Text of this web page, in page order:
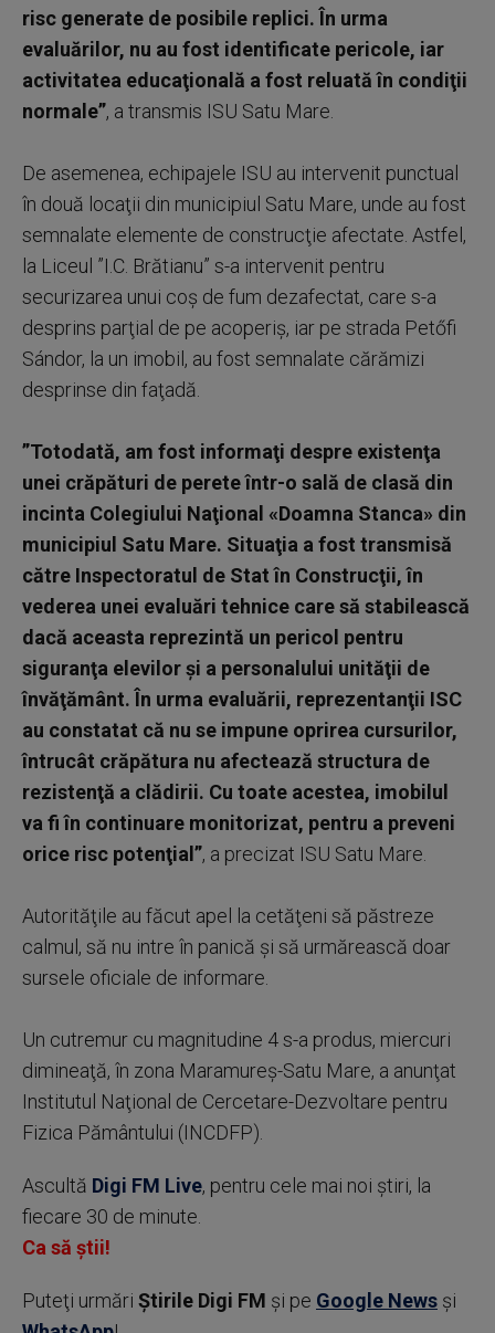
risc generate de posibile replici. În urma
evaluărilor, nu au fost identificate pericole, iar
activitatea educaţională a fost reluată în condiţii
normale”, a transmis ISU Satu Mare.
De asemenea, echipajele ISU au intervenit punctual
în două locaţii din municipiul Satu Mare, unde au fost
semnalate elemente de construcţie afectate. Astfel,
la Liceul ”I.C. Brătianu” s-a intervenit pentru
securizarea unui coş de fum dezafectat, care s-a
desprins parţial de pe acoperiş, iar pe strada Petőfi
Sándor, la un imobil, au fost semnalate cărămizi
desprinse din faţadă.
”Totodată, am fost informaţi despre existenţa
unei crăpături de perete într-o sală de clasă din
incinta Colegiului Naţional «Doamna Stanca» din
municipiul Satu Mare. Situaţia a fost transmisă
către Inspectoratul de Stat în Construcţii, în
vederea unei evaluări tehnice care să stabilească
dacă aceasta reprezintă un pericol pentru
siguranţa elevilor şi a personalului unităţii de
învăţământ. În urma evaluării, reprezentanţii ISC
au constatat că nu se impune oprirea cursurilor,
întrucât crăpătura nu afectează structura de
rezistenţă a clădirii. Cu toate acestea, imobilul
va fi în continuare monitorizat, pentru a preveni
orice risc potenţial”, a precizat ISU Satu Mare.
Autorităţile au făcut apel la cetăţeni să păstreze
calmul, să nu intre în panică şi să urmărească doar
sursele oficiale de informare.
Un cutremur cu magnitudine 4 s-a produs, miercuri
dimineaţă, în zona Maramureş-Satu Mare, a anunţat
Institutul Naţional de Cercetare-Dezvoltare pentru
Fizica Pământului (INCDFP).
Ascultă Digi FM Live, pentru cele mai noi știri, la
fiecare 30 de minute.
Ca să știi!
Puteţi urmări Știrile Digi FM şi pe Google News şi